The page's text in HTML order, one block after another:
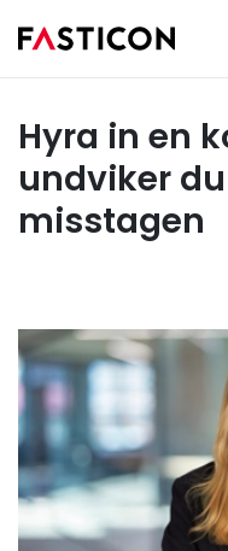
Ta del av vår
Hyra in en
undviker
misstagen